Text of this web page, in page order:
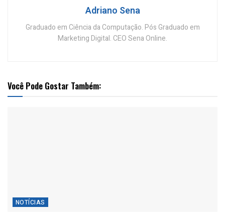
Adriano Sena
Graduado em Ciência da Computação. Pós Graduado em
Marketing Digital. CEO Sena Online.
Você Pode Gostar Também:
NOTÍCIAS